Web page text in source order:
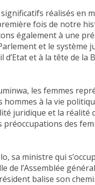
réalisés en
fois de notre
également à une
et le
et à la tête de la
les femmes
hommes à la vie
juridique et la réalité
des
sa ministre qui
de l’Assemblée
balise son